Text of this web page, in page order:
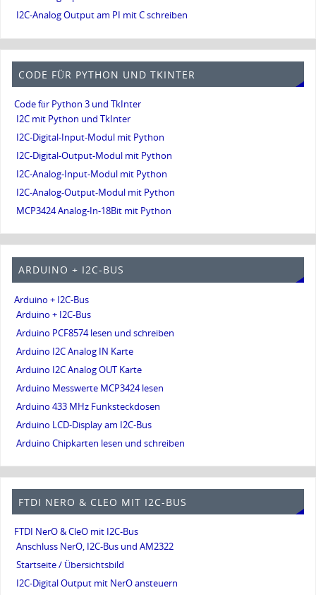
I2C-Analog Output am PI mit C schreiben
CODE FÜR PYTHON UND TKINTER
Code für Python 3 und TkInter
I2C mit Python und TkInter
I2C-Digital-Input-Modul mit Python
I2C-Digital-Output-Modul mit Python
I2C-Analog-Input-Modul mit Python
I2C-Analog-Output-Modul mit Python
MCP3424 Analog-In-18Bit mit Python
ARDUINO + I2C-BUS
Arduino + I2C-Bus
Arduino + I2C-Bus
Arduino PCF8574 lesen und schreiben
Arduino I2C Analog IN Karte
Arduino I2C Analog OUT Karte
Arduino Messwerte MCP3424 lesen
Arduino 433 MHz Funksteckdosen
Arduino LCD-Display am I2C-Bus
Arduino Chipkarten lesen und schreiben
FTDI NERO & CLEO MIT I2C-BUS
FTDI NerO & CleO mit I2C-Bus
Anschluss NerO, I2C-Bus und AM2322
Startseite / Übersichtsbild
I2C-Digital Output mit NerO ansteuern